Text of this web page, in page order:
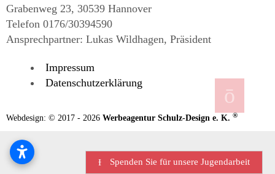
Spenden Sie für unsere Jugendarbeit
Grabenweg 23, 30539 Hannover
Telefon 0176/30394590
Ansprechpartner: Lukas Wildhagen, Präsident
Impressum
Datenschutzerklärung
Webdesign: © 2017 - 2026 Werbeagentur Schulz-Design e. K. ®